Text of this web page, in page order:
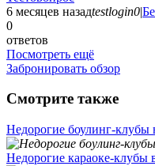
6 месяцев назадtestlogin0|
0
ответов
Посмотреть ещё
Забронировать обзор
Смотрите также
Недорогие боулинг-клубы
Недорогие караоке-клубы